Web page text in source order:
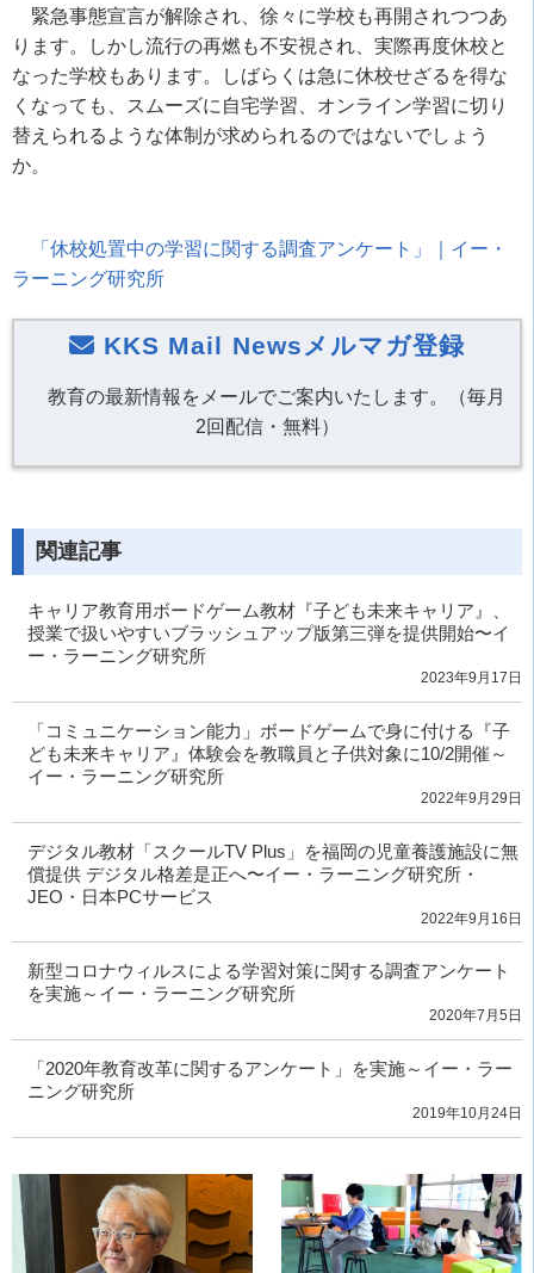
緊急事態宣言が解除され、徐々に学校も再開されつつあ
ります。しかし流行の再燃も不安視され、実際再度休校と
なった学校もあります。しばらくは急に休校せざるを得な
くなっても、スムーズに自宅学習、オンライン学習に切り
替えられるような体制が求められるのではないでしょう
か。
「休校処置中の学習に関する調査アンケート」｜イー・
ラーニング研究所
KKS Mail Newsメルマガ登録
教育の最新情報をメールでご案内いたします。（毎月
2回配信・無料）
関連記事
キャリア教育用ボードゲーム教材『子ども未来キャリア』、
授業で扱いやすいブラッシュアップ版第三弾を提供開始〜イ
ー・ラーニング研究所
2023年9月17日
「コミュニケーション能力」ボードゲームで身に付ける『子
ども未来キャリア』体験会を教職員と子供対象に10/2開催～
イー・ラーニング研究所
2022年9月29日
デジタル教材「スクールTV Plus」を福岡の児童養護施設に無
償提供 デジタル格差是正へ〜イー・ラーニング研究所・
JEO・日本PCサービス
2022年9月16日
新型コロナウィルスによる学習対策に関する調査アンケート
を実施～イー・ラーニング研究所
2020年7月5日
「2020年教育改革に関するアンケート」を実施～イー・ラー
ニング研究所
2019年10月24日